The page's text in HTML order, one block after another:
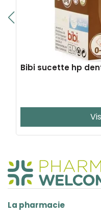
Bibi sucette hp
La pharmacie